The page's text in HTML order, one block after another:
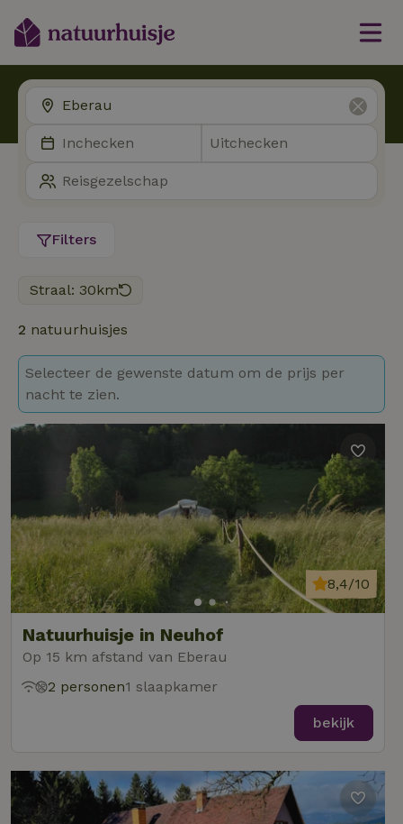
Filters
Straal: 30km
2 natuurhuisjes
Selecteer de gewenste datum om de prijs per
nacht te zien.
Natuurhuisje in Neuhof
Op 15 km afstand van Eberau
8,4/10
2 personen1 slaapkamer
bekijk